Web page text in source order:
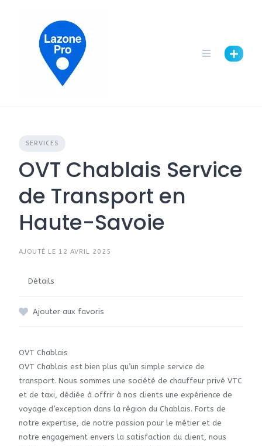
SERVICES
OVT Chablais Service
de Transport en
Haute-Savoie
AJOUTÉ LE 12 AVRIL 2025
Détails
Ajouter aux favoris
OVT Chablais
OVT Chablais est bien plus qu’un simple service de
transport. Nous sommes une société de chauffeur privé VTC
et de taxi, dédiée à offrir à nos clients une expérience de
voyage d’exception dans la région du Chablais. Forts de
notre expertise, de notre passion pour le métier et de
notre engagement envers la satisfaction du client, nous